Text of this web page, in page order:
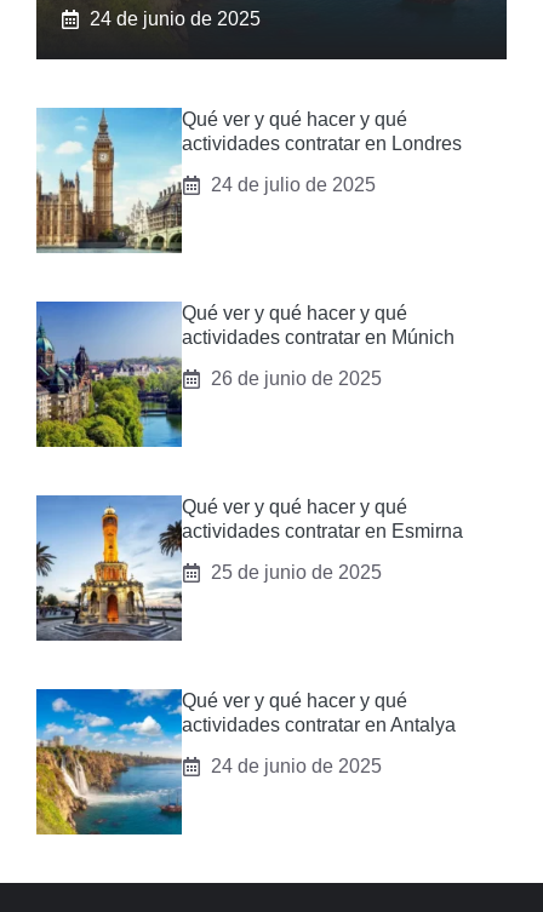
24 de junio de 2025
Qué ver y qué hacer y qué
actividades contratar en Londres
24 de julio de 2025
Qué ver y qué hacer y qué
actividades contratar en Múnich
26 de junio de 2025
Qué ver y qué hacer y qué
actividades contratar en Esmirna
25 de junio de 2025
Qué ver y qué hacer y qué
actividades contratar en Antalya
24 de junio de 2025